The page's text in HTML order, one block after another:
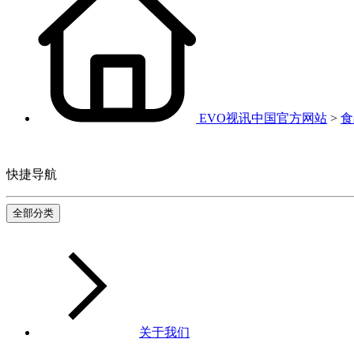
EVO视讯中国官方网站 >
快捷导航
全部分类
关于我们